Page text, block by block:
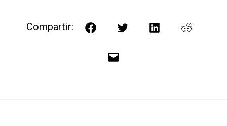
Compartir: FacebookTwitterLinkedInReddit
Correo